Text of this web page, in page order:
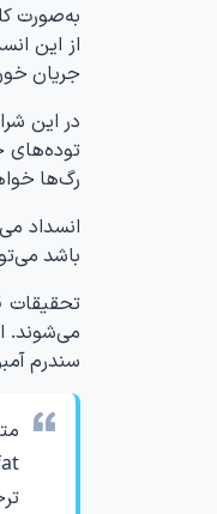
به‌صورت
از این
جریان
در این
توده‌های
رگ‌ها
انسداد
باشد
سندرم